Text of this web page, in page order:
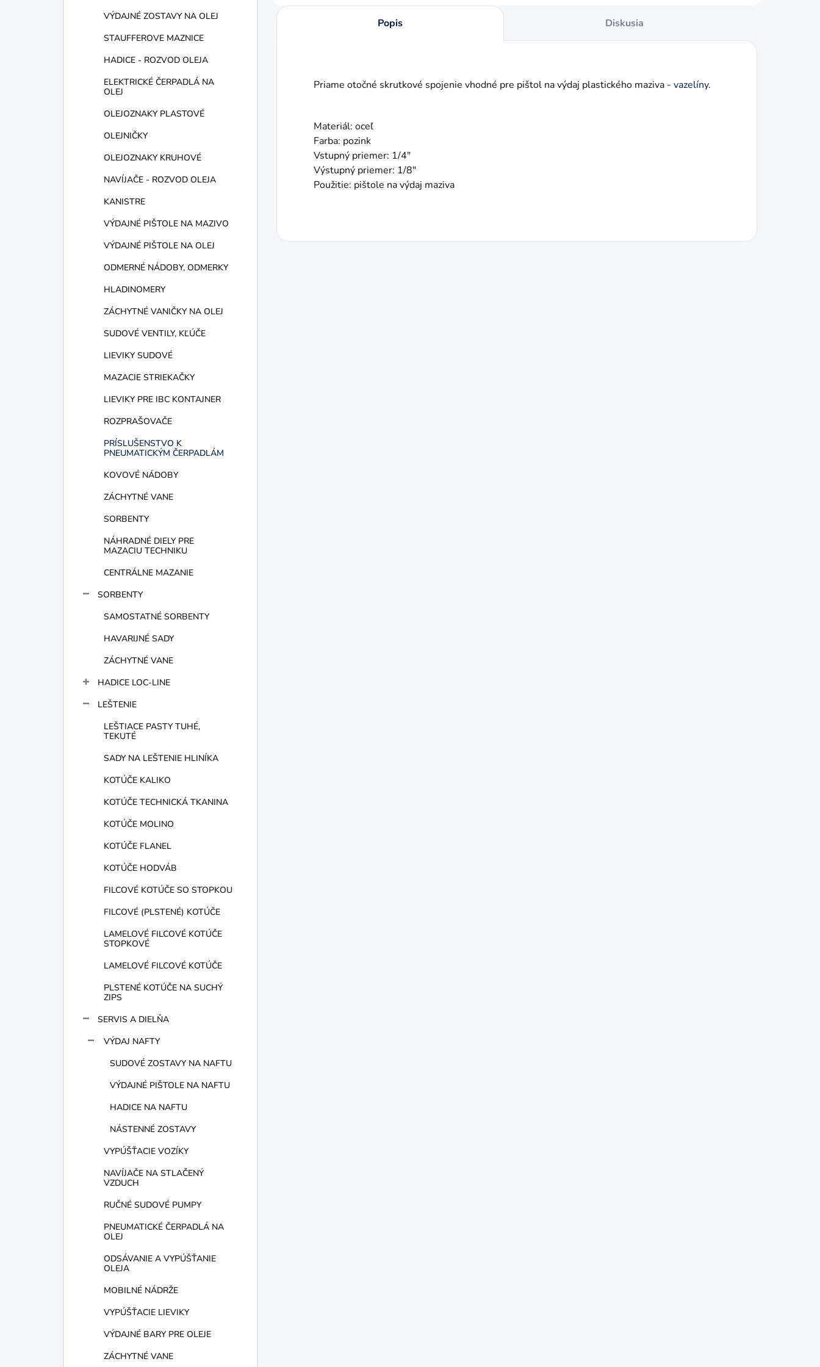
VÝDAJNÉ ZOSTAVY NA OLEJ
STAUFFEROVE MAZNICE
HADICE - ROZVOD OLEJA
ELEKTRICKÉ ČERPADLÁ NA
OLEJ
OLEJOZNAKY PLASTOVÉ
OLEJNIČKY
OLEJOZNAKY KRUHOVÉ
NAVÍJAČE - ROZVOD OLEJA
KANISTRE
VÝDAJNÉ PIŠTOLE NA MAZIVO
VÝDAJNÉ PIŠTOLE NA OLEJ
ODMERNÉ NÁDOBY, ODMERKY
HLADINOMERY
ZÁCHYTNÉ VANIČKY NA OLEJ
SUDOVÉ VENTILY, KĽÚČE
LIEVIKY SUDOVÉ
MAZACIE STRIEKAČKY
LIEVIKY PRE IBC KONTAJNER
ROZPRAŠOVAČE
PRÍSLUŠENSTVO K
PNEUMATICKÝM ČERPADLÁM
KOVOVÉ NÁDOBY
ZÁCHYTNÉ VANE
SORBENTY
NÁHRADNÉ DIELY PRE
MAZACIU TECHNIKU
CENTRÁLNE MAZANIE
SORBENTY
SAMOSTATNÉ SORBENTY
HAVARIJNÉ SADY
ZÁCHYTNÉ VANE
HADICE LOC-LINE
LEŠTENIE
LEŠTIACE PASTY TUHÉ,
TEKUTÉ
SADY NA LEŠTENIE HLINÍKA
KOTÚČE KALIKO
KOTÚČE TECHNICKÁ TKANINA
KOTÚČE MOLINO
KOTÚČE FLANEL
KOTÚČE HODVÁB
FILCOVÉ KOTÚČE SO STOPKOU
FILCOVÉ (PLSTENÉ) KOTÚČE
LAMELOVÉ FILCOVÉ KOTÚČE
STOPKOVÉ
LAMELOVÉ FILCOVÉ KOTÚČE
PLSTENÉ KOTÚČE NA SUCHÝ
ZIPS
SERVIS A DIELŇA
VÝDAJ NAFTY
SUDOVÉ ZOSTAVY NA NAFTU
VÝDAJNÉ PIŠTOLE NA NAFTU
HADICE NA NAFTU
NÁSTENNÉ ZOSTAVY
VYPÚŠŤACIE VOZÍKY
NAVÍJAČE NA STLAČENÝ
VZDUCH
RUČNÉ SUDOVÉ PUMPY
PNEUMATICKÉ ČERPADLÁ NA
OLEJ
ODSÁVANIE A VYPÚŠŤANIE
OLEJA
MOBILNÉ NÁDRŽE
VYPÚŠŤACIE LIEVIKY
VÝDAJNÉ BARY PRE OLEJE
ZÁCHYTNÉ VANE
Popis Diskusia
Priame otočné skrutkové spojenie vhodné pre pištol na výdaj plastického maziva - vazelíny.
Materiál: oceľ
Farba: pozink
Vstupný priemer: 1/4"
Výstupný priemer: 1/8"
Použitie: pištole na výdaj maziva